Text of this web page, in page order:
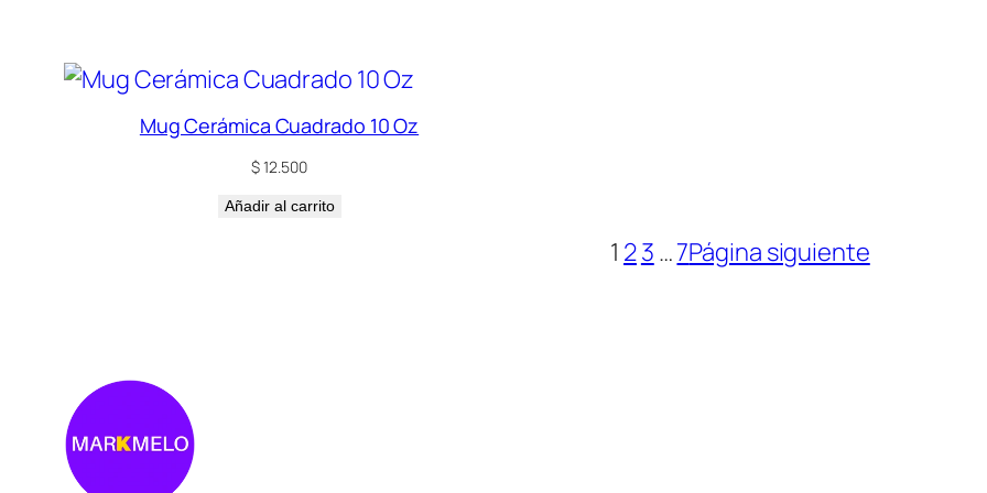
Mug Cerámica Cuadrado 10 Oz
$12.500
Añadir al carrito
1 23 …7Página siguiente